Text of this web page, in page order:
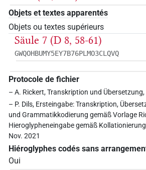
Objets et textes apparentés
Objets ou textes supérieurs
Säule 7 (D 8, 58-61)
GWQOHBUMY5EY7B76PLMO3CLQVQ
Protocole de fichier
– A. Rickert, Transkription und Übersetzung,
– P. Dils, Ersteingabe: Transkription,
und Grammatikkodierung gemäß Vorlage
Hieroglypheneingabe gemäß
Nov. 2021
Hiéroglyphes codés sans
Oui